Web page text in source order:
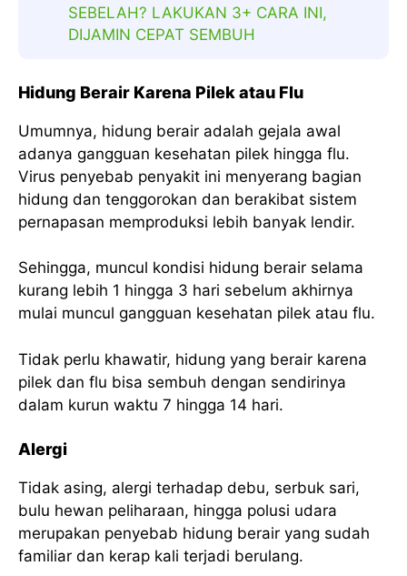
SEBELAH? LAKUKAN 3+ CARA INI,
DIJAMIN CEPAT SEMBUH
Hidung Berair Karena Pilek atau Flu
Umumnya, hidung berair adalah gejala awal
adanya gangguan kesehatan pilek hingga flu.
Virus penyebab penyakit ini menyerang bagian
hidung dan tenggorokan dan berakibat sistem
pernapasan memproduksi lebih banyak lendir.
Sehingga, muncul kondisi hidung berair selama
kurang lebih 1 hingga 3 hari sebelum akhirnya
mulai muncul gangguan kesehatan pilek atau flu.
Tidak perlu khawatir, hidung yang berair karena
pilek dan flu bisa sembuh dengan sendirinya
dalam kurun waktu 7 hingga 14 hari.
Alergi
Tidak asing, alergi terhadap debu, serbuk sari,
bulu hewan peliharaan, hingga polusi udara
merupakan penyebab hidung berair yang sudah
familiar dan kerap kali terjadi berulang.